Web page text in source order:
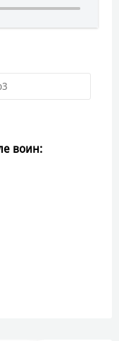
воин: